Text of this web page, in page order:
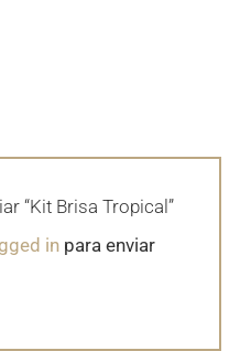
“Kit Brisa Tropical”
in para enviar